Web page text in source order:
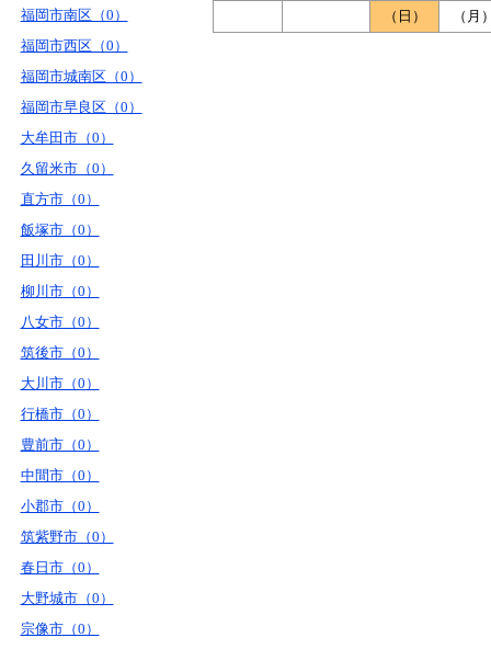
福岡市南区（0）
福岡市西区（0）
福岡市城南区（0）
福岡市早良区（0）
大牟田市（0）
久留米市（0）
直方市（0）
飯塚市（0）
田川市（0）
柳川市（0）
八女市（0）
筑後市（0）
大川市（0）
行橋市（0）
豊前市（0）
中間市（0）
小郡市（0）
筑紫野市（0）
春日市（0）
大野城市（0）
宗像市（0）
（日）
（月